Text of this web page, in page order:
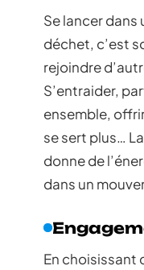
Se lancer dans
déchet, c’est
rejoindre
S’entraider,
ensemble,
se sert plus…
donne de
dans un
En choisissant